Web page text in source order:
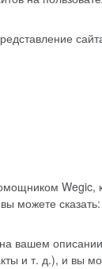
Wegic,
можете сказать:
вашем
и т. д.), и вы